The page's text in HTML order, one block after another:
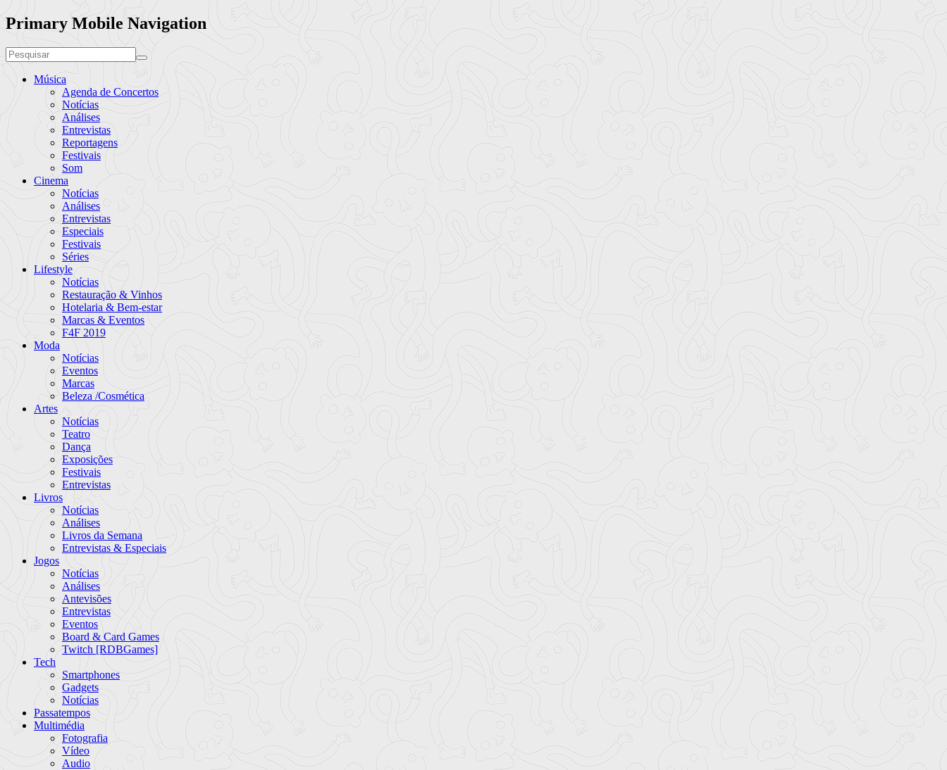
Primary Mobile Navigation
Música
Agenda de Concertos
Notícias
Análises
Entrevistas
Reportagens
Festivais
Som
Cinema
Notícias
Análises
Entrevistas
Especiais
Festivais
Séries
Lifestyle
Notícias
Restauração & Vinhos
Hotelaria & Bem-estar
Marcas & Eventos
F4F 2019
Moda
Notícias
Eventos
Marcas
Beleza /Cosmética
Artes
Notícias
Teatro
Dança
Exposições
Festivais
Entrevistas
Livros
Notícias
Análises
Livros da Semana
Entrevistas & Especiais
Jogos
Notícias
Análises
Antevisões
Entrevistas
Eventos
Board & Card Games
Twitch [RDBGames]
Tech
Smartphones
Gadgets
Notícias
Passatempos
Multimédia
Fotografia
Vídeo
Audio